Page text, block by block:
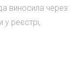
виносила через
реєстрі,